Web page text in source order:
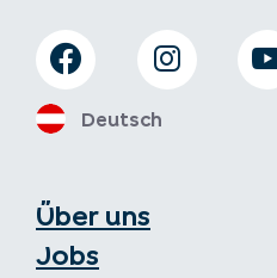
Über uns
Jobs
Deutsch